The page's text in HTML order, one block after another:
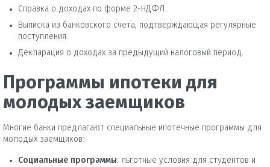
Справка о доходах по форме 2-НДФЛ.
Выписка из банковского счета, подтверждающая регулярные
поступления.
Декларация о доходах за предыдущий налоговый период.
Программы ипотеки для
молодых заемщиков
Многие банки предлагают специальные ипотечные программы для
молодых заемщиков:
Социальные программы: льготные условия для студентов и